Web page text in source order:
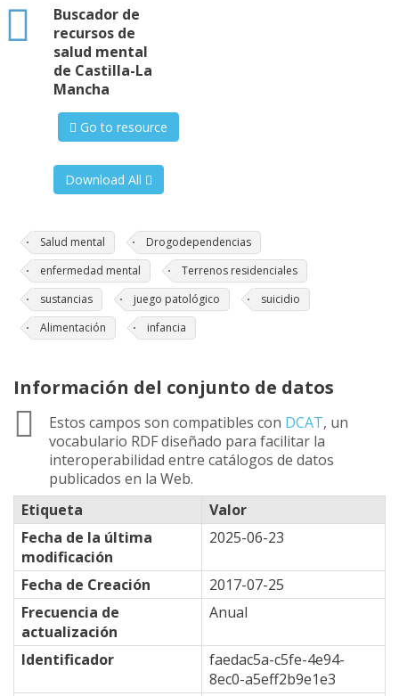
Buscador de
recursos de
salud mental
de Castilla-La
Mancha
html
Go to resource
Download All
Salud mental
Drogodependencias
enfermedad mental
Terrenos residenciales
sustancias
juego patológico
suicidio
Alimentación
infancia
Información del conjunto de datos
Estos campos son compatibles con DCAT, un
vocabulario RDF diseñado para facilitar la
interoperabilidad entre catálogos de datos
publicados en la Web.
Etiqueta
Valor
Fecha de la última
modificación
2025-06-23
Fecha de Creación
2017-07-25
Frecuencia de
actualización
Anual
Identificador
faedac5a-c5fe-4e94-
8ec0-a5eff2b9e1e3